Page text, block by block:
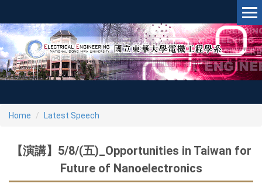
the
main
content
block
Home Latest Speech
【演講】5/8/(五)_Opportunities in Taiwan for
Future of Nanoelectronics